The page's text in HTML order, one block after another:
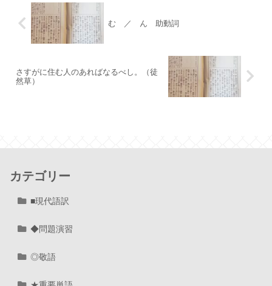
む ／ ん 助動詞
さすがに住む人のあればなるべし。（徒
然草）
カテゴリー
■現代語訳
◆問題演習
◎敬語